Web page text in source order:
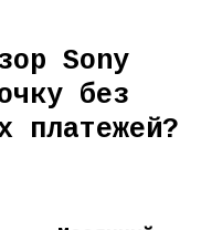
Sony
без
платежей?